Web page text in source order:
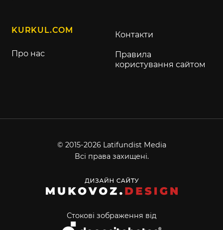
KURKUL.COM
Про нас
Контакти
Правила
користування сайтом
© 2015-2026 Latifundist Media
Всі права захищені.
Стокові зображення від